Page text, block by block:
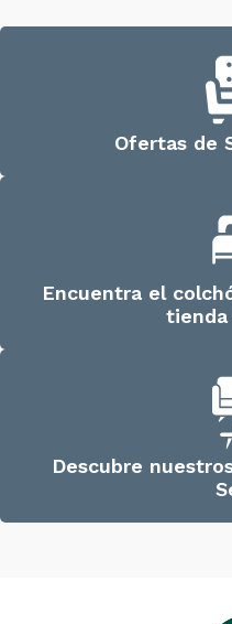
Ofertas de
Encuentra el
tienda
Descubre